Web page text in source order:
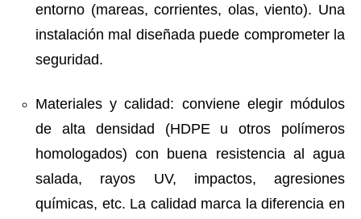
entorno (mareas, corrientes, olas, viento). Una
instalación mal diseñada puede comprometer la
seguridad.
Materiales y calidad: conviene elegir módulos
de alta densidad (HDPE u otros polímeros
homologados) con buena resistencia al agua
salada, rayos UV, impactos, agresiones
químicas, etc. La calidad marca la diferencia en